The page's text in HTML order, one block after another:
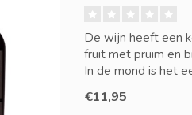
De wijn heeft een
fruit met pruim en
In de mond is het
€11,95